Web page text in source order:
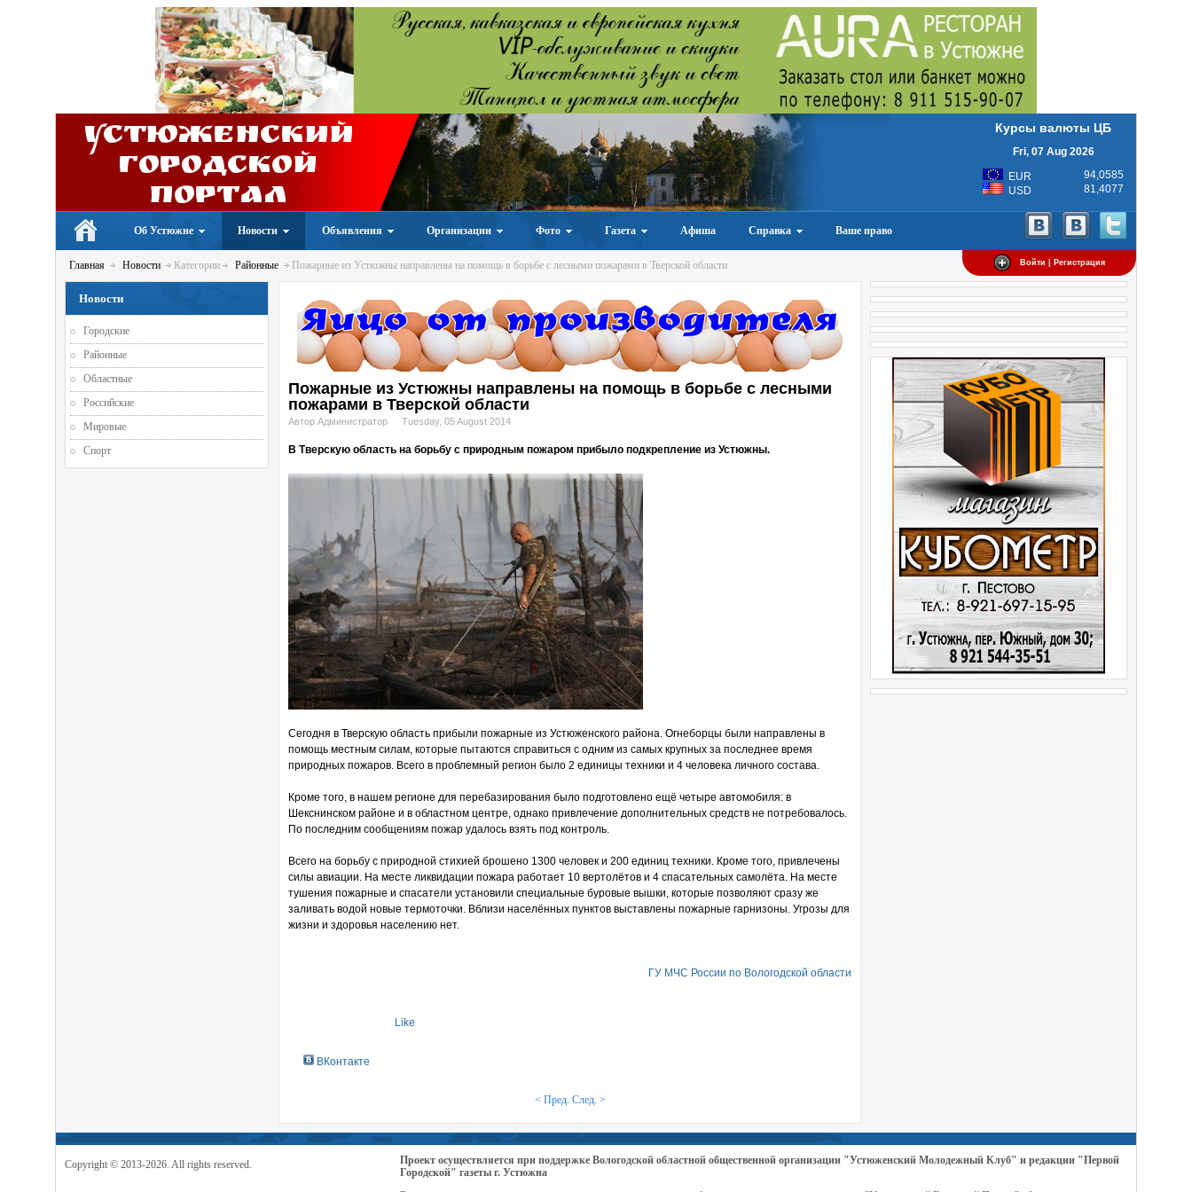
Устюженский
Городской
портал
Курсы валюты ЦБ
Fri, 07 Aug 2026
EUR
94,0585
USD
81,4077
Об Устюжне Новости Объявления Организации Фото Газета Афиша Справка Ваше право
Войти | Регистрация
Главная Новости Категории Районные Пожарные из Устюжны направлены на помощь в борьбе с лесными пожарами в Тверской области
Пожарные из Устюжны направлены на помощь в борьбе с лесными
пожарами в Тверской области
Автор Администратор Tuesday, 05 August 2014
В Тверскую область на борьбу с природным пожаром прибыло подкрепление из Устюжны.
Сегодня в Тверскую область прибыли пожарные из Устюженского района. Огнеборцы были направлены в
помощь местным силам, которые пытаются справиться с одним из самых крупных за последнее время
природных пожаров. Всего в проблемный регион было 2 единицы техники и 4 человека личного состава.
Кроме того, в нашем регионе для перебазирования было подготовлено ещё четыре автомобиля: в
Шекснинском районе и в областном центре, однако привлечение дополнительных средств не потребовалось.
По последним сообщениям пожар удалось взять под контроль.
Всего на борьбу с природной стихией брошено 1300 человек и 200 единиц техники. Кроме того, привлечены
силы авиации. На месте ликвидации пожара работает 10 вертолётов и 4 спасательных самолёта. На месте
тушения пожарные и спасатели установили специальные буровые вышки, которые позволяют сразу же
заливать водой новые термоточки. Вблизи населённых пунктов выставлены пожарные гарнизоны. Угрозы для
жизни и здоровья населению нет.
ГУ МЧС России по Вологодской области
Like
ВКонтакте
< Пред. След. >
Новости
Городские
Районные
Областные
Российские
Мировые
Спорт
Copyright © 2013-2026. All rights reserved.
Проект осуществляется при поддержке Вологодской областной общественной организации "Устюженский Молодежный Клуб" и редакции "Первой
Городской" газеты г. Устюжна